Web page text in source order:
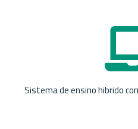
Sistema de ensino hibrido